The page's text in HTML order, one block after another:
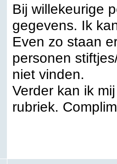
Bij willekeurige
gegevens. Ik
Even zo staan
personen
niet vinden.
Verder kan ik
rubriek.